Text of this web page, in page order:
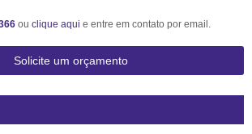
ou clique aqui e entre em contato por email.
Solicite um orçamento